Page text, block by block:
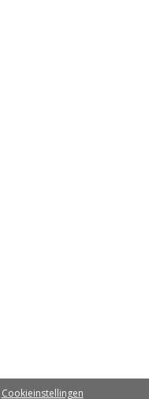
Cookieinstellingen